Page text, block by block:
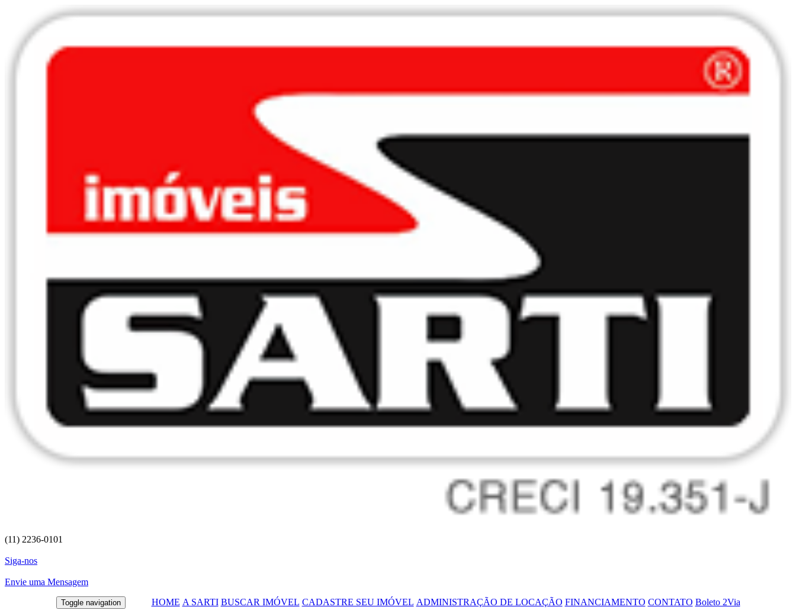
(11) 2236-0101
Siga-nos
Envie uma Mensagem
Toggle navigation HOME A SARTI BUSCAR IMÓVEL CADASTRE SEU IMÓVEL ADMINISTRAÇÃO DE LOCAÇÃO FINANCIAMENTO CONTATO Boleto 2Via